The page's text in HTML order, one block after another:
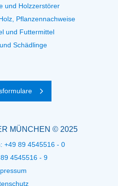
und Holzzerstörer
Pflanzennachweise
und Futtermittel
Schädlinge
MÜNCHEN © 2025
+49 89 4545516 - 0
4545516 - 9